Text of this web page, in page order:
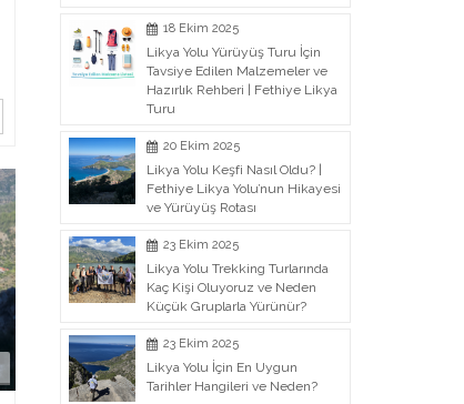
18 Ekim 2025
Likya Yolu Yürüyüş Turu İçin
Tavsiye Edilen Malzemeler ve
Hazırlık Rehberi | Fethiye Likya
Turu
20 Ekim 2025
Likya Yolu Keşfi Nasıl Oldu? |
Fethiye Likya Yolu’nun Hikayesi
ve Yürüyüş Rotası
23 Ekim 2025
Likya Yolu Trekking Turlarında
Kaç Kişi Oluyoruz ve Neden
Küçük Gruplarla Yürünür?
23 Ekim 2025
Likya Yolu İçin En Uygun
Tarihler Hangileri ve Neden?